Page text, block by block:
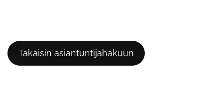
Takaisin asiantuntijahakuun